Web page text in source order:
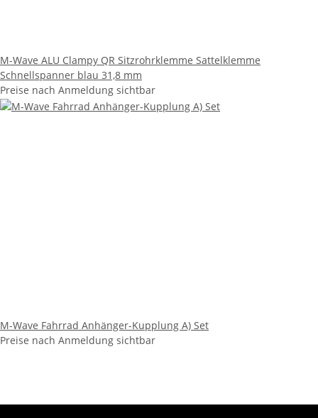
M-Wave ALU Clampy QR Sitzrohrklemme Sattelklemme
Schnellspanner blau 31,8 mm
Preise nach Anmeldung sichtbar
M-Wave Fahrrad Anhänger-Kupplung A) Set
Preise nach Anmeldung sichtbar